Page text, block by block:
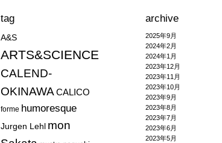
tag
A&S
ARTS&SCIENCE
CALEND-
OKINAWA CALICO
forme humoresque
Jurgen Lehl mon
archive
2025年9月
2024年2月
2024年1月
2023年12月
2023年11月
2023年10月
2023年9月
2023年8月
2023年7月
2023年6月
2023年5月